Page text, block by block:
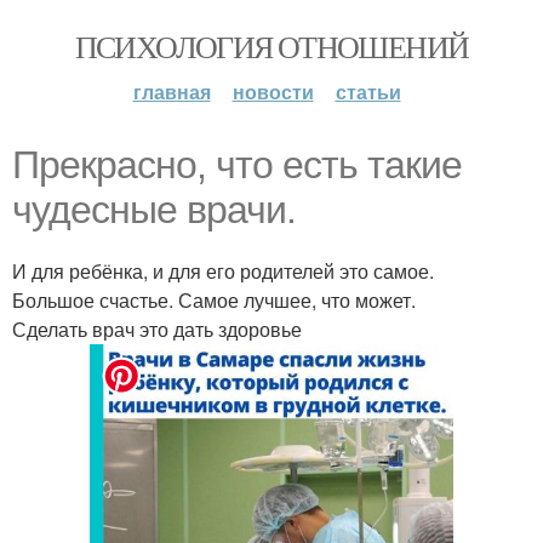
ПСИХОЛОГИЯ ОТНОШЕНИЙ
главная новости статьи
Прекрасно, что есть такие
чудесные врачи.
И для ребёнка, и для его родителей это самое.
Большое счастье. Самое лучшее, что может.
Сделать врач это дать здоровье